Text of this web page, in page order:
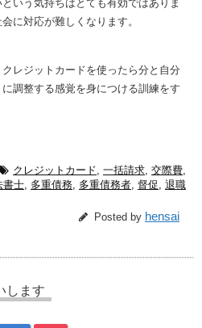
いう気持ちはとても有効ではありま
に対応が難しくなります。
レジットカードを使ったら分と自分
調整する感覚を身につける訓練をす
クレジットカード, 一括請求, 交際費,
書士, 多重債務, 多重債務者, 督促, 退職
Posted by hensai
します